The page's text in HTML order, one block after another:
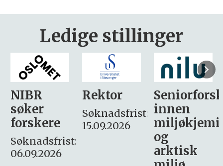
Ledige stillinger
Rektor
Søknadsfrist:
15.09.2026
Seniorforsker
innen
miljøkjemi
søker
– fast
Søknadsfrist: